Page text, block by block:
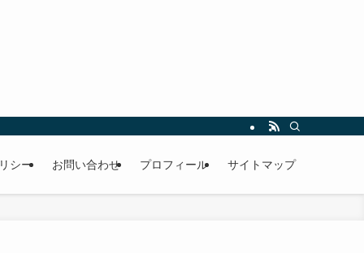
シー お問い合わせ プロフィール サイトマップ